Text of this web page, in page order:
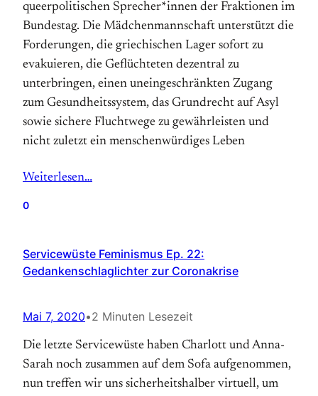
queerpolitischen Sprecher*innen der Fraktionen im
Bundestag. Die Mädchenmannschaft unterstützt die
Forderungen, die griechischen Lager sofort zu
evakuieren, die Geflüchteten dezentral zu
unterbringen, einen uneingeschränkten Zugang
zum Gesundheitssystem, das Grundrecht auf Asyl
sowie sichere Fluchtwege zu gewährleisten und
nicht zuletzt ein menschenwürdiges Leben
Weiterlesen…
0
Servicewüste Feminismus Ep. 22:
Gedankenschlaglichter zur Coronakrise
Mai 7, 2020•2 Minuten Lesezeit
Die letzte Servicewüste haben Charlott und Anna-
Sarah noch zusammen auf dem Sofa aufgenommen,
nun treffen wir uns sicherheitshalber virtuell, um